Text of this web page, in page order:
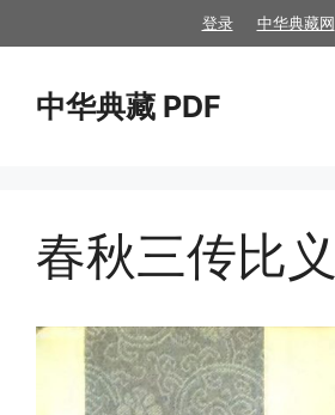
至
登录 中华典藏网
中华典藏 PDF
春秋三传比义